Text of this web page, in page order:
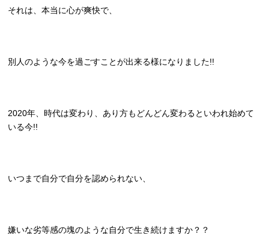
それは、本当に心が爽快で、
別人のような今を過ごすことが出来る様になりました!!
2020年、時代は変わり、あり方もどんどん変わるといわれ始めて
いる今!!
いつまで自分で自分を認められない、
嫌いな劣等感の塊のような自分で生き続けますか？？